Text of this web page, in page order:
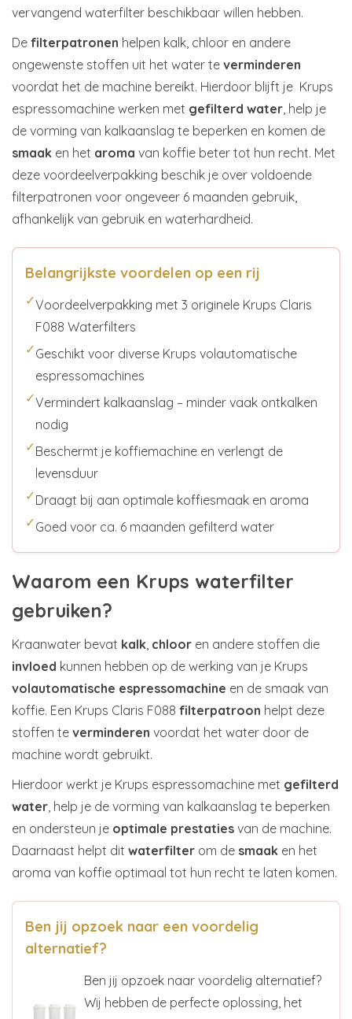
vervangend waterfilter beschikbaar willen hebben.
De filterpatronen helpen kalk, chloor en andere
ongewenste stoffen uit het water te verminderen
voordat het de machine bereikt. Hierdoor blijft je Krups
espressomachine werken met gefilterd water, help je
de vorming van kalkaanslag te beperken en komen de
smaak en het aroma van koffie beter tot hun recht. Met
deze voordeelverpakking beschik je over voldoende
filterpatronen voor ongeveer 6 maanden gebruik,
afhankelijk van gebruik en waterhardheid.
Belangrijkste voordelen op een rij
✓Voordeelverpakking met 3 originele Krups Claris
F088 Waterfilters
✓Geschikt voor diverse Krups volautomatische
espressomachines
✓Vermindert kalkaanslag – minder vaak ontkalken
nodig
✓Beschermt je koffiemachine en verlengt de
levensduur
✓Draagt bij aan optimale koffiesmaak en aroma
✓Goed voor ca. 6 maanden gefilterd water
Waarom een Krups waterfilter
gebruiken?
Kraanwater bevat kalk chloor en andere stoffen die
invloed kunnen hebben op de werking van je Krups
volautomatische espressomachine en de smaak van
koffie. Een Krups Claris F088 filterpatroon helpt deze
stoffen te verminderen voordat het water door de
machine wordt gebruikt.
Hierdoor werkt je Krups espressomachine met gefilterd
water , help je de vorming van kalkaanslag te beperken
en ondersteun je optimale prestaties van de machine.
Daarnaast helpt dit waterfilter om de smaak en het
aroma van koffie optimaal tot hun recht te laten komen.
Ben jij opzoek naar een voordelig
alternatief?
Ben jij opzoek naar voordelig alternatief?
Wij hebben de perfecte oplossing, het